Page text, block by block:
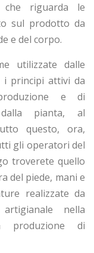
riguarda le
sul prodotto da
e del corpo.
utilizzate dalle
i principi attivi da
e di
dalla pianta, al
questo, ora,
gli operatori del
troverete quello
del piede, mani e
realizzate da
nella
produzione di